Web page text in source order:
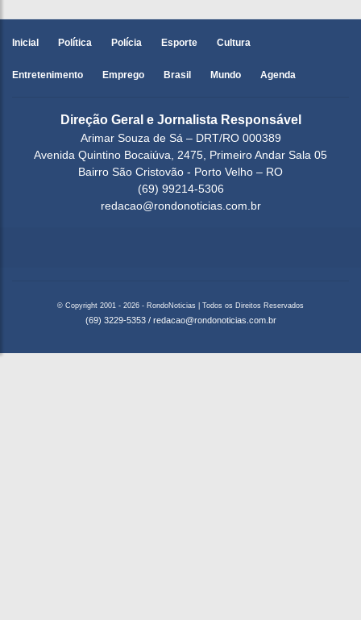
Inicial Política Polícia Esporte Cultura
Entretenimento Emprego Brasil Mundo Agenda
Direção Geral e Jornalista Responsável
Arimar Souza de Sá – DRT/RO 000389
Avenida Quintino Bocaiúva, 2475, Primeiro Andar Sala 05
Bairro São Cristovão - Porto Velho – RO
(69) 99214-5306
redacao@rondonoticias.com.br
© Copyright 2001 - 2026 - RondoNoticias | Todos os Direitos Reservados
(69) 3229-5353 / redacao@rondonoticias.com.br